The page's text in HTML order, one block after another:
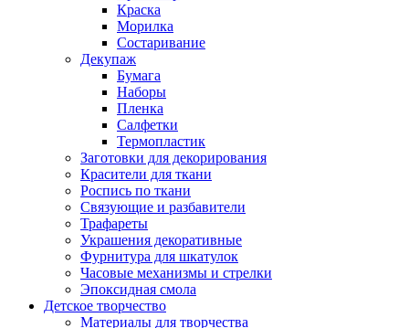
Краска
Морилка
Состаривание
Декупаж
Бумага
Наборы
Пленка
Салфетки
Термопластик
Заготовки для декорирования
Красители для ткани
Роспись по ткани
Связующие и разбавители
Трафареты
Украшения декоративные
Фурнитура для шкатулок
Часовые механизмы и стрелки
Эпоксидная смола
Детское творчество
Материалы для творчества